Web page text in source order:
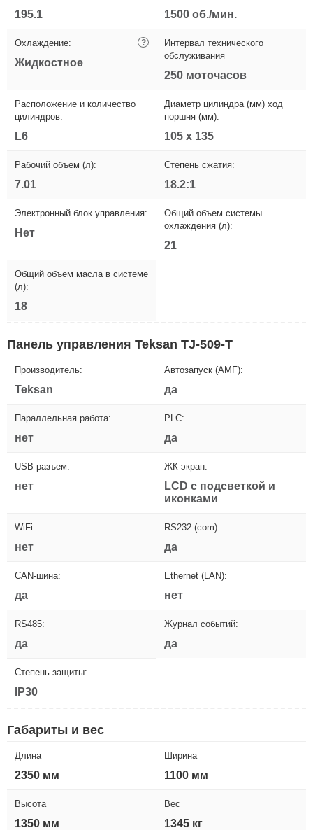
195.1 1500 об./мин.
Охлаждение: ?
Жидкостное
Интервал технического
обслуживания
250 моточасов
Расположение и количество
цилиндров:
L6
Диаметр цилиндра (мм) ход
поршня (мм):
105 х 135
Рабочий объем (л):
7.01
Степень сжатия:
18.2:1
Электронный блок управления:
Нет
Общий объем системы
охлаждения (л):
21
Общий объем масла в системе
(л):
18
Панель управления Teksan TJ-509-T
Производитель:
Teksan
Автозапуск (AMF):
да
Параллельная работа:
нет
PLC:
да
USB разъем:
нет
ЖК экран:
LCD с подсветкой и
иконками
WiFi:
нет
RS232 (com):
да
CAN-шина:
да
Ethernet (LAN):
нет
RS485:
да
Журнал событий:
да
Степень защиты:
IP30
Габариты и вес
Длина
2350 мм
Ширина
1100 мм
Высота
1350 мм
Вес
1345 кг